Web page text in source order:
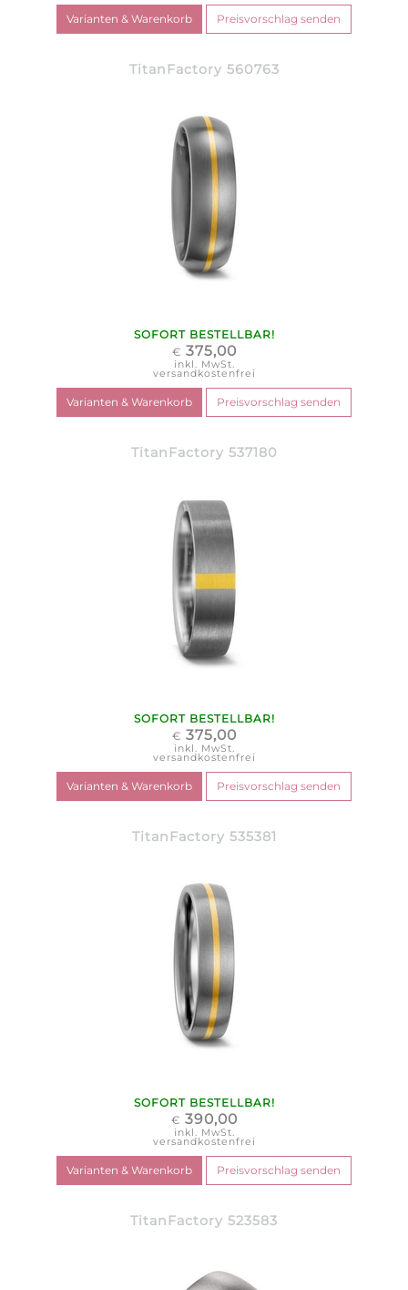
TitanFactory 560763
SOFORT BESTELLBAR!
€ 375,00
inkl. MwSt.
versandkostenfrei
TitanFactory 537180
SOFORT BESTELLBAR!
€ 375,00
inkl. MwSt.
versandkostenfrei
TitanFactory 535381
SOFORT BESTELLBAR!
€ 390,00
inkl. MwSt.
versandkostenfrei
TitanFactory 523583